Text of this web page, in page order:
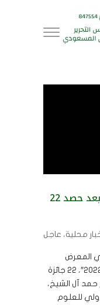
شاهد.. فرحة طلاب المملكة بعد حصد 22
المعرض
الدولي للعلوم والهندسة “آيسف 2022″، 22 جائزة
حمد آل الشيخ،
للعلوم